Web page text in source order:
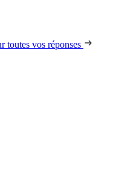
toutes vos réponses